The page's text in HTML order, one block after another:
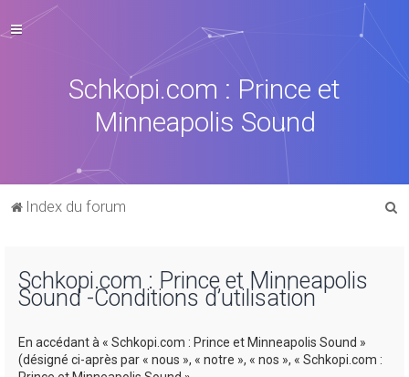
Schkopi.com : Prince et
Minneapolis Sound
Index du forum
Schkopi.com : Prince et Minneapolis
Sound -Conditions d’utilisation
En accédant à « Schkopi.com : Prince et Minneapolis Sound »
(désigné ci-après par « nous », « notre », « nos », « Schkopi.com :